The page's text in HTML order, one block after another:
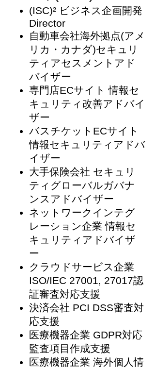
(ISC)² ビジネス企画開発
Director
自動車会社海外拠点(アメ
リカ・カナダ)セキュリ
ティアセスメントアド
バイザー
専門店ECサイト 情報セ
キュリティ改善アドバイ
ザー
バスチケットECサイト
情報セキュリティアドバ
イザー
大手保険会社 セキュリ
ティグローバルガバナ
ンスアドバイザー
ネットワークインテグ
レーション企業 情報セ
キュリティアドバイザ
ー
クラウドサービス企業
ISO/IEC 27001, 27017認
証審査対応支援
決済会社 PCI DSS審査対
応支援
​医療機器企業 GDPR対応
監査項目作成支援
​医療機器企業 海外個人情